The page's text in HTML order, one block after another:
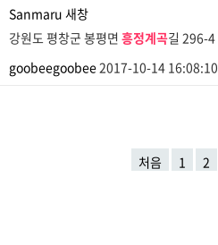
Sanmaru 새창
강원도 평창군 봉평면 흥정계곡길 296-4
goobeegoobee2017-10-14 16:08:10
처음 1 2